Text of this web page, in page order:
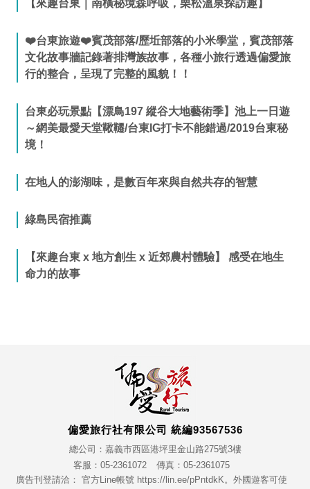
【來趣台東｜南橫秘境森呼吸，栗松溫泉探訪趣】
❤️台東旅遊❤️賓茂部落/歷坵部落的小米學堂，賓茂部落
文化故事牆記錄著排灣族故事，各種小旅行透過偏愛旅
行的整合，呈現了完整的風貌！！
台東必玩景點【漂鳥197 縱谷大地藝術季】池上一日遊
～網美最愛天堂鞦韆/台東IG打卡不能錯過/2019台東秘
境！
在地人的澎湖味，是數百年來與自然共存的智慧
綠島民宿推薦
【來趣台東 x 地方創生 x 近郊農村體驗】 感受在地生
命力的故事
偏愛旅行社有限公司 統編93567536
總公司：嘉義市西區港坪里金山路275號3樓
客服：05-2361072
傳真：05-2361075
廣告刊登請洽： 官方Line帳號 https://lin.ee/pPntdkK。外國遊客可使